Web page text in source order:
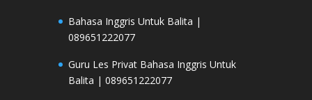
Bahasa Inggris Untuk Balita |
089651222077
Guru Les Privat Bahasa Inggris Untuk
Balita | 089651222077